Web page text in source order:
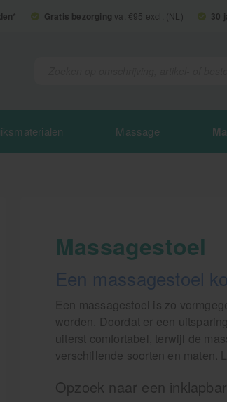
Gratis bezorging va. €95 excl. (NL) 30
Massage
Massagestoel
Een massagestoel
Een massagestoel is zo
worden. Doordat er een
uiterst comfortabel, terwijl de
verschillende soorten en maten.
Opzoek naar een